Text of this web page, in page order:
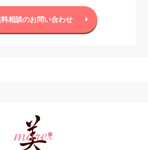
相談のお問い合わせ